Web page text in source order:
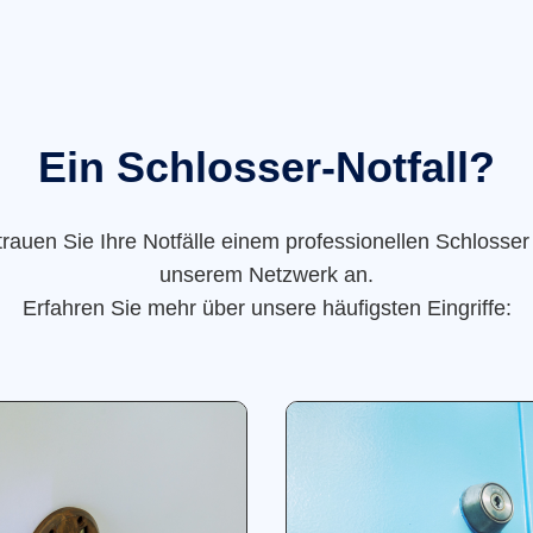
Ein Schlosser-Notfall?
Sie Ihre Notfälle einem professionellen
unserem Netzwerk an.
Erfahren Sie mehr über unsere häufigsten Eingriffe: